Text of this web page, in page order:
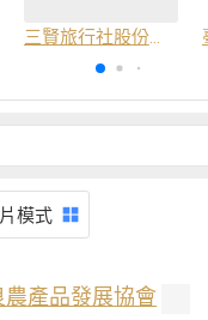
三賢旅行社股份有限公司
模式
產品發展協會